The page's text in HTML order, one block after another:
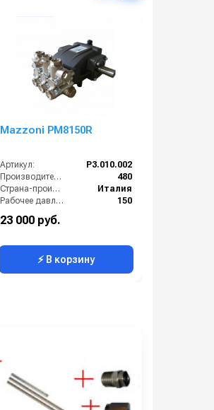
Mazzoni PM8150R
Артикул:
P3.010.002
Производительность (л/ч):
480
Страна-производитель:
Италия
Рабочее давление (бар):
150
Мощность (кВт):
Масса (кг):
23 000 руб.
⚡ В корзину